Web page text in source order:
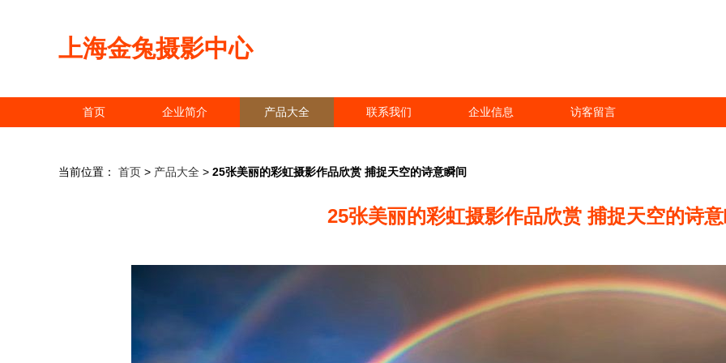
上海金兔摄影中心
首页 企业简介 产品大全 联系我们 企业信息 访客留言
当前位置： 首页 > 产品大全 > 25张美丽的彩虹摄影作品欣赏 捕捉天空的诗意瞬间
25张美丽的彩虹摄影作品欣赏 捕捉天空的诗